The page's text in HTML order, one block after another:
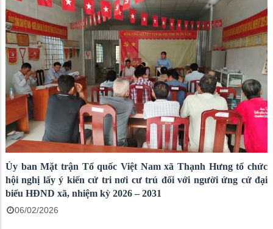
Ủy ban Mặt trận Tổ quốc Việt Nam xã Thạnh Hưng tổ chức
hội nghị lấy ý kiến cử tri nơi cư trú đối với người ứng cử đại
biểu HĐND xã, nhiệm kỳ 2026 – 2031
06/02/2026